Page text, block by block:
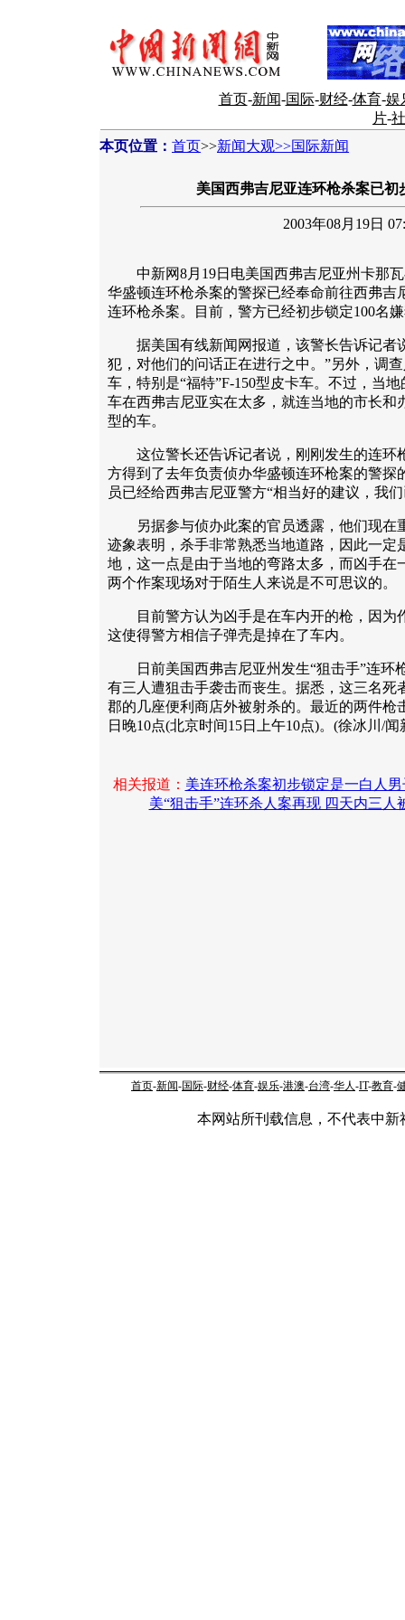
首页-新闻-国际-财经-体育-娱
片-
本页位置： 首页>>新闻大观>>国际新闻
美国西弗吉尼亚连环枪杀案已初
2003年08月19日
中新网8月19日电美国西弗吉尼亚州卡那瓦
华盛顿连环枪杀案的警探已经奉命前往西弗吉
连环枪杀案。目前，警方已经初步锁定100名
据美国有线新闻网报道，该警长告诉记者
犯，对他们的问话正在进行之中。”另外，调
车，特别是“福特”F-150型皮卡车。不过，当
车在西弗吉尼亚实在太多，就连当地的市长和
型的车。
这位警长还告诉记者说，刚刚发生的连环
方得到了去年负责侦办华盛顿连环枪案的警探
员已经给西弗吉尼亚警方“相当好的建议，我
另据参与侦办此案的官员透露，他们现在
迹象表明，杀手非常熟悉当地道路，因此一定
地，这一点是由于当地的弯路太多，而凶手在
两个作案现场对于陌生人来说是不可思议的。
目前警方认为凶手是在车内开的枪，因为
这使得警方相信子弹壳是掉在了车内。
日前美国西弗吉尼亚州发生“狙击手”连环
有三人遭狙击手袭击而丧生。据悉，这三名死
郡的几座便利商店外被射杀的。最近的两件枪
日晚10点(北京时间15日上午10点)。(徐冰川/闻
相关报道： 美连环枪杀案初步锁定是一白人
美“狙击手”连环杀人案再现 四天内三人
首页-新闻-国际-财经-体育-娱乐-港澳-台湾-华人-IT-教育-
本网站所刊载信息，不代表中